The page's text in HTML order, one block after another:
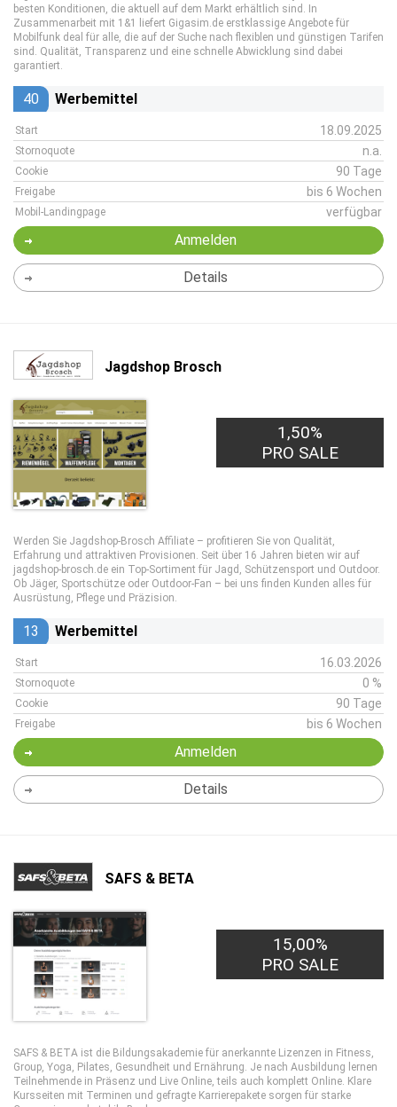
besten Konditionen, die aktuell auf dem Markt erhältlich sind. In
Zusammenarbeit mit 1&1 liefert Gigasim.de erstklassige Angebote für
Mobilfunk deal für alle, die auf der Suche nach flexiblen und günstigen Tarifen
sind. Qualität, Transparenz und eine schnelle Abwicklung sind dabei
garantiert.
40 Werbemittel
Start 18.09.2025
Stornoquote n.a.
Cookie 90 Tage
Freigabe bis 6 Wochen
Mobil-Landingpage verfügbar
Anmelden
Details
Jagdshop Brosch
1,50%
PRO SALE
Werden Sie Jagdshop-Brosch Affiliate – profitieren Sie von Qualität,
Erfahrung und attraktiven Provisionen. Seit über 16 Jahren bieten wir auf
jagdshop-brosch.de ein Top-Sortiment für Jagd, Schützensport und Outdoor.
Ob Jäger, Sportschütze oder Outdoor-Fan – bei uns finden Kunden alles für
Ausrüstung, Pflege und Präzision.
13 Werbemittel
Start 16.03.2026
Stornoquote 0 %
Cookie 90 Tage
Freigabe bis 6 Wochen
Anmelden
Details
SAFS & BETA
15,00%
PRO SALE
SAFS & BETA ist die Bildungsakademie für anerkannte Lizenzen in Fitness,
Group, Yoga, Pilates, Gesundheit und Ernährung. Je nach Ausbildung lernen
Teilnehmende in Präsenz und Live Online, teils auch komplett Online. Klare
Kursseiten mit Terminen und gefragte Karrierepakete sorgen für starke